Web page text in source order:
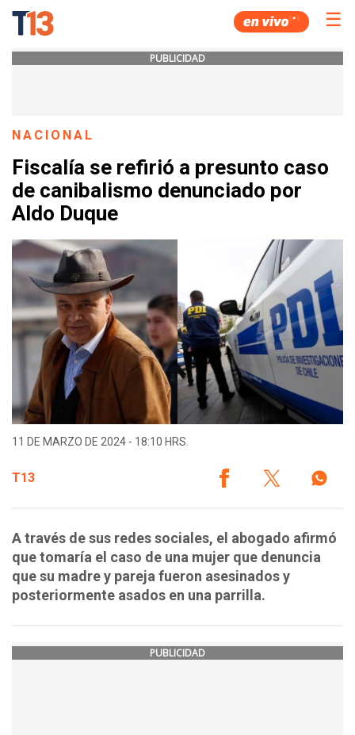
☰
PUBLICIDAD
NACIONAL
Fiscalía se refirió a presunto caso
de canibalismo denunciado por
Aldo Duque
11 DE MARZO DE 2024 - 18:10 HRS.
T13
A través de sus redes sociales, el abogado afirmó
que tomaría el caso de una mujer que denuncia
que su madre y pareja fueron asesinados y
posteriormente asados en una parrilla.
PUBLICIDAD